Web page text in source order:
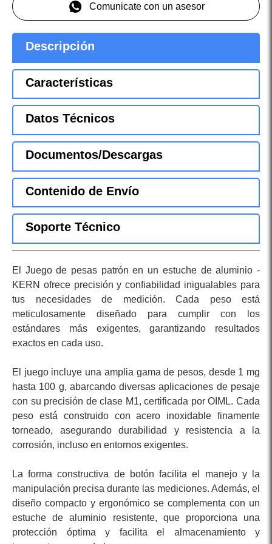
Comunicate con un asesor
Descripción
Características
Datos Técnicos
Documentos/Descargas
Contenido de Envío
Soporte Técnico
El Juego de pesas patrón en un estuche de aluminio -
KERN ofrece precisión y confiabilidad inigualables para
tus necesidades de medición. Cada peso está
meticulosamente diseñado para cumplir con los
estándares más exigentes, garantizando resultados
exactos en cada uso.
El juego incluye una amplia gama de pesos, desde 1 mg
hasta 100 g, abarcando diversas aplicaciones de pesaje
con su precisión de clase M1, certificada por OIML. Cada
peso está construido con acero inoxidable finamente
torneado, asegurando durabilidad y resistencia a la
corrosión, incluso en entornos exigentes.
La forma constructiva de botón facilita el manejo y la
manipulación precisa durante las mediciones. Además, el
diseño compacto y ergonómico se complementa con un
estuche de aluminio resistente, que proporciona una
protección óptima y facilita el almacenamiento y